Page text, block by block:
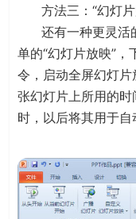
方法三：“幻灯片
还有一种更灵活
单的“幻灯片放映”，
令，启动全屏幻灯
张幻灯片上所用的
时，以后将其用于自